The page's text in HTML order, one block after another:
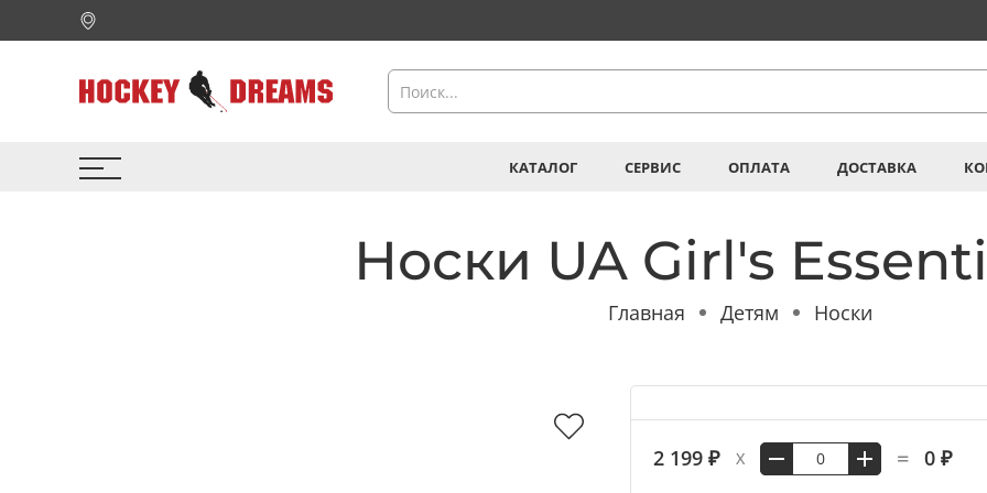
КАТАЛОГ СЕРВИС ОПЛАТА ДОСТАВКА
Носки UA Girl's
Главная Детям Носки
2 199 ₽ X = 0 ₽